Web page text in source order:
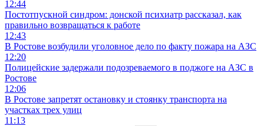
12:44
Постотпускной синдром: донской психиатр рассказал, как
правильно возвращаться к работе
12:43
В Ростове возбудили уголовное дело по факту пожара на АЗС
12:20
Полицейские задержали подозреваемого в поджоге на АЗС в
Ростове
12:06
В Ростове запретят остановку и стоянку транспорта на
участках трех улиц
11:13